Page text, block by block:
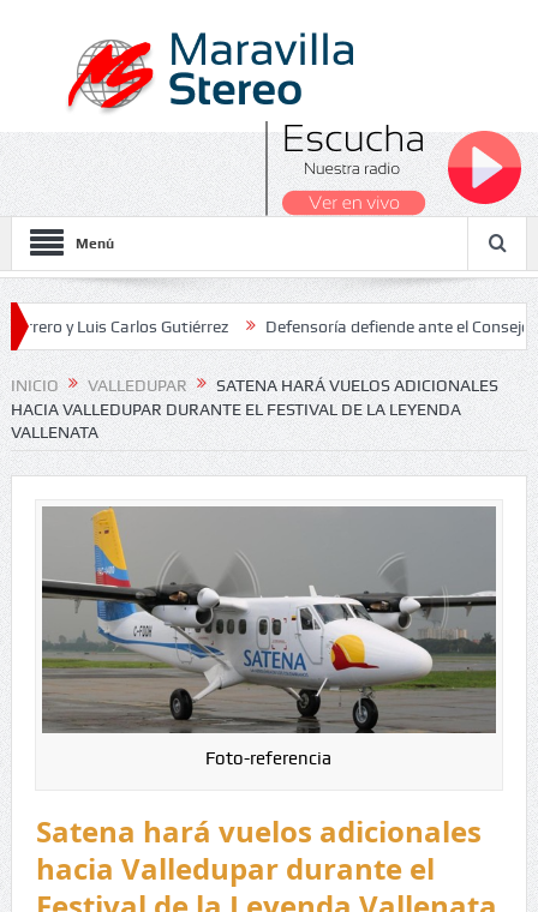
Menú
Luis Carlos Gutiérrez Defensoría defiende ante el Consejo de
Nacionales 2026
INICIO VALLEDUPAR
SATENA HARÁ VUELOS ADICIONALES
HACIA VALLEDUPAR DURANTE EL FESTIVAL DE LA LEYENDA
VALLENATA
Foto-referencia
Satena hará vuelos adicionales
hacia Valledupar durante el